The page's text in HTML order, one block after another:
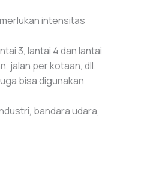
intensitas
3, lantai 4 dan lantai
jalan per kotaan, dll.
bisa digunakan
bandara udara,